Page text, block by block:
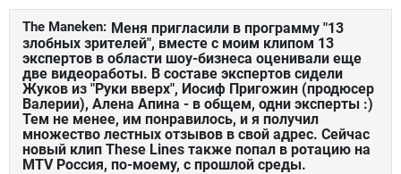
The Maneken: Меня пригласили в программу "13
злобных зрителей", вместе с моим клипом 13
экспертов в области шоу-бизнеса оценивали еще
две видеоработы. В составе экспертов сидели
Жуков из "Руки вверх", Иосиф Пригожин (продюсер
Валерии), Алена Апина - в общем, одни эксперты :)
Тем не менее, им понравилось, и я получил
множество лестных отзывов в свой адрес. Сейчас
новый клип These Lines также попал в ротацию на
МТV Россия, по-моему, с прошлой среды.